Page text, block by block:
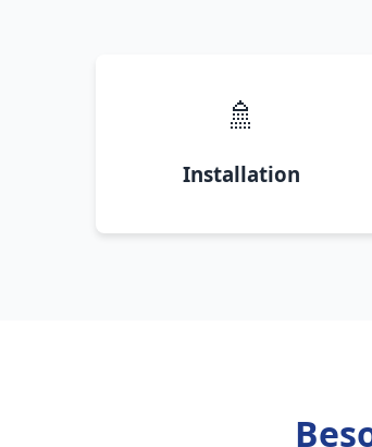
🚿
Installation